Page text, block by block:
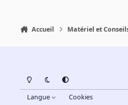
Accueil Matériel et
Light ModeDark ModeSystem Preference
Langue Cookies